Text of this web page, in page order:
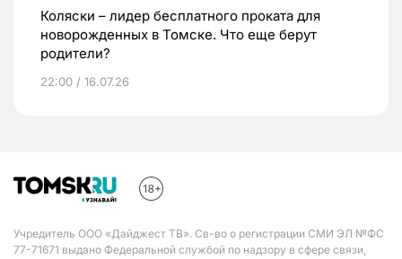
Коляски – лидер бесплатного проката для
новорожденных в Томске. Что еще берут
родители?
22:00 / 16.07.26
Учредитель ООО «Дайджест ТВ». Св-во о регистрации СМИ ЭЛ №ФС
77-71671 выдано Федеральной службой по надзору в сфере связи,